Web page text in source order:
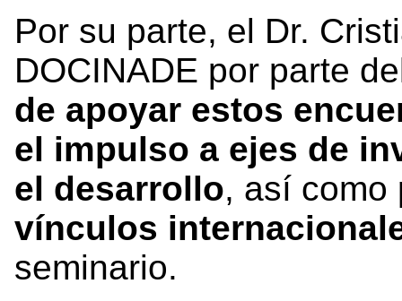
Por su parte, el Dr.
DOCINADE por parte
de apoyar estos
el impulso a ejes de
el desarrollo, así
vínculos
seminario.